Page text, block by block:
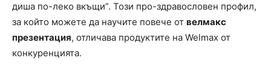
диша по-леко вкъщи”. Този про-здравословен профил,
за който можете да научите повече от велмакс
презентация, отличава продуктите на Welmax от
конкуренцията.